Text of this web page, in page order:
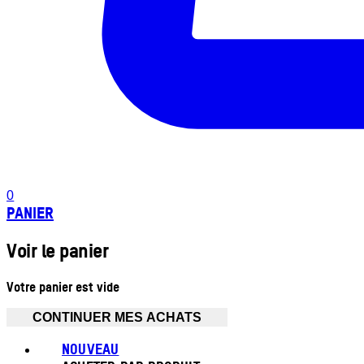
0
PANIER
Voir le panier
Votre panier est vide
CONTINUER MES ACHATS
NOUVEAU